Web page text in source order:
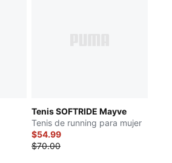
Tenis SOFTRIDE Mayve
Tenis de running para mujer
$54.99
$70.00